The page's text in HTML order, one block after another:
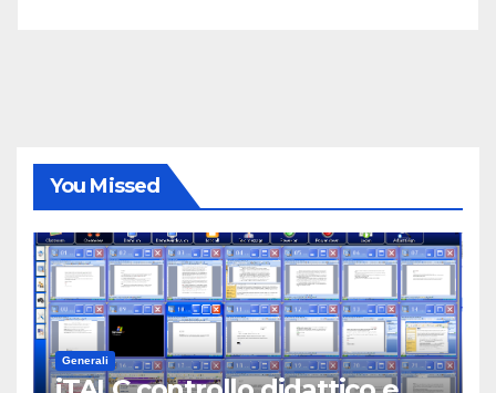
You Missed
Generali